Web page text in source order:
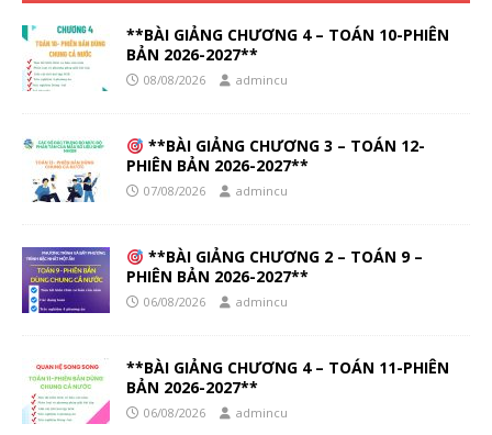
**BÀI GIẢNG CHƯƠNG 4 – TOÁN 10-PHIÊN
BẢN 2026-2027**
08/08/2026 admincu
**BÀI GIẢNG CHƯƠNG 3 – TOÁN 12-
PHIÊN BẢN 2026-2027**
07/08/2026 admincu
**BÀI GIẢNG CHƯƠNG 2 – TOÁN 9 –
PHIÊN BẢN 2026-2027**
06/08/2026 admincu
**BÀI GIẢNG CHƯƠNG 4 – TOÁN 11-PHIÊN
BẢN 2026-2027**
06/08/2026 admincu